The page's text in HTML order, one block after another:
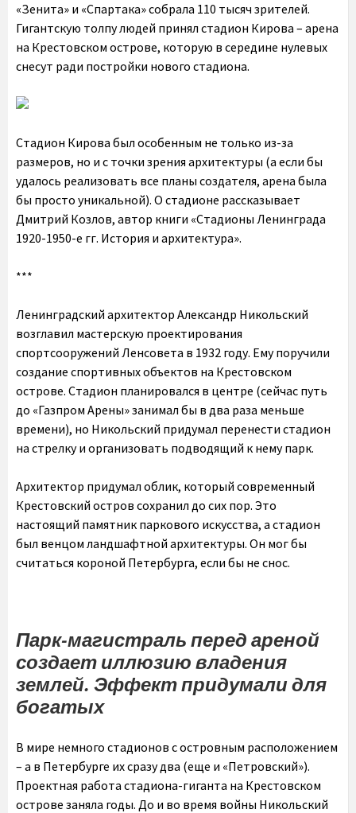
«Зенита» и «Спартака» собрала 110 тысяч зрителей.
Гигантскую толпу людей принял стадион Кирова – арена
на Крестовском острове, которую в середине нулевых
снесут ради постройки нового стадиона.
Стадион Кирова был особенным не только из-за
размеров, но и с точки зрения архитектуры (а если бы
удалось реализовать все планы создателя, арена была
бы просто уникальной). О стадионе рассказывает
Дмитрий Козлов, автор книги «Стадионы Ленинграда
1920-1950-е гг. История и архитектура».
***
Ленинградский архитектор Александр Никольский
возглавил мастерскую проектирования
спортсооружений Ленсовета в 1932 году. Ему поручили
создание спортивных объектов на Крестовском
острове. Стадион планировался в центре (сейчас путь
до «Газпром Арены» занимал бы в два раза меньше
времени), но Никольский придумал перенести стадион
на стрелку и организовать подводящий к нему парк.
Архитектор придумал облик, который современный
Крестовский остров сохранил до сих пор. Это
настоящий памятник паркового искусства, а стадион
был венцом ландшафтной архитектуры. Он мог бы
считаться короной Петербурга, если бы не снос.
Парк-магистраль перед ареной
создает иллюзию владения
землей. Эффект придумали для
богатых
В мире немного стадионов с островным расположением
– а в Петербурге их сразу два (еще и «Петровский»).
Проектная работа стадиона-гиганта на Крестовском
острове заняла годы. До и во время войны Никольский